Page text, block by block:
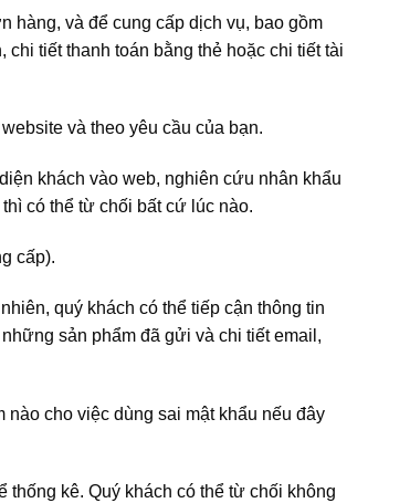
hàng, và để cung cấp dịch vụ, bao gồm
tiết thanh toán bằng thẻ hoặc chi tiết tài
và theo yêu cầu của bạn.
khách vào web, nghiên cứu nhân khẩu
có thể từ chối bất cứ lúc nào.
cấp).
quý khách có thể tiếp cận thông tin
sản phẩm đã gửi và chi tiết email,
cho việc dùng sai mật khẩu nếu đây
kê. Quý khách có thể từ chối không